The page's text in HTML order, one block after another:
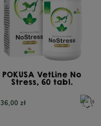
POKUSA VetLine No
Stress, 60 tabl.
36,00 zł